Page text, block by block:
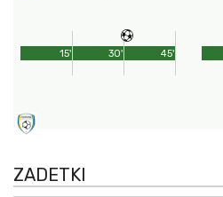
45'
15' 30'
ZADETKI